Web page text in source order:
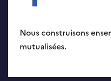
Nous construisons
mutualisées.